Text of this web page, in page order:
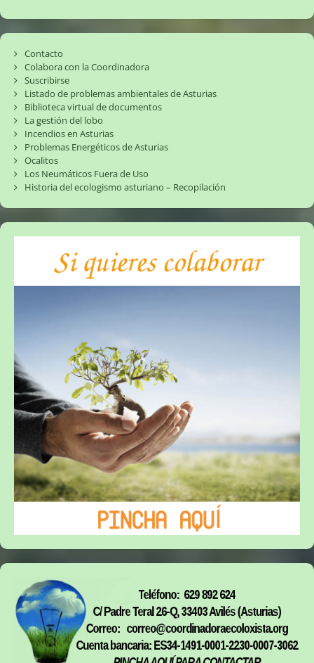
Contacto
Colabora con la Coordinadora
Suscribirse
Listado de problemas ambientales de Asturias
Biblioteca virtual de documentos
La gestión del lobo
Incendios en Asturias
Problemas Energéticos de Asturias
Ocalitos
Los Neumáticos Fuera de Uso
Historia del ecologismo asturiano – Recopilación